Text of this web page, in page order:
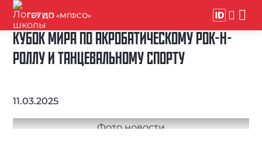
ГБУ ДО «МГФСО»
КУБОК МИРА ПО АКРОБАТИЧЕСКОМУ РОК-Н-
РОЛЛУ И ТАНЦЕВАЛЬНОМУ СПОРТУ
11.03.2025